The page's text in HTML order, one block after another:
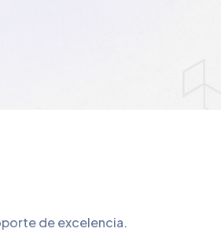
de excelencia.